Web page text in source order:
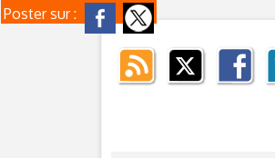
Poster sur :